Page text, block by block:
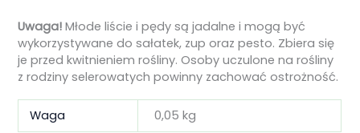
Uwaga! Młode liście i pędy są jadalne i mogą być
wykorzystywane do sałatek, zup oraz pesto. Zbiera się
je przed kwitnieniem rośliny. Osoby uczulone na rośliny
z rodziny selerowatych powinny zachować ostrożność.
Waga 0,05 kg